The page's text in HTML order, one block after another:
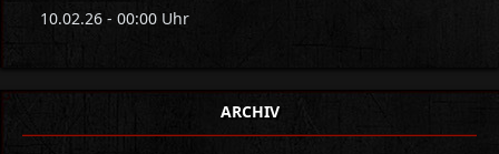
10.02.26 - 00:00 Uhr
ARCHIV